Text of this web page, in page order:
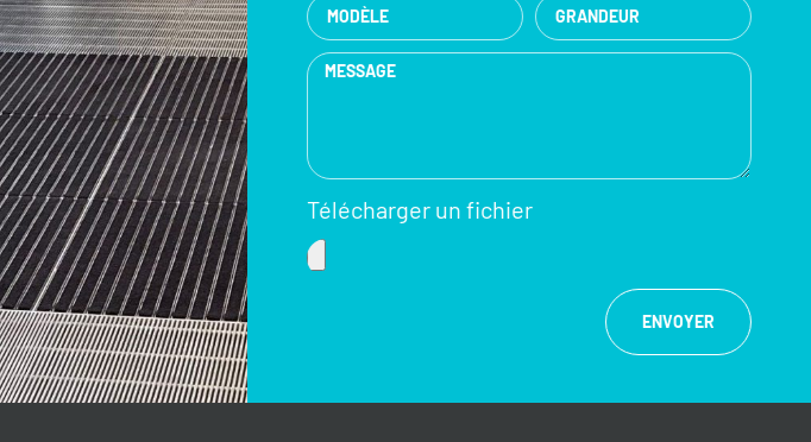
Télécharger un fichier
ENVOYER